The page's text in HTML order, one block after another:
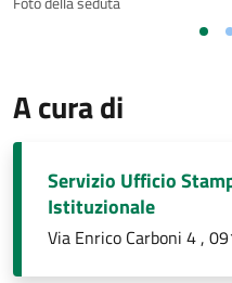
A cura di
Servizio Ufficio
Istituzionale
Via Enrico Carboni 4 ,